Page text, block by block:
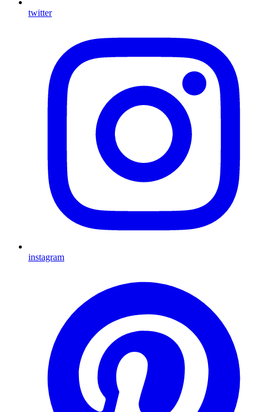
twitter
instagram